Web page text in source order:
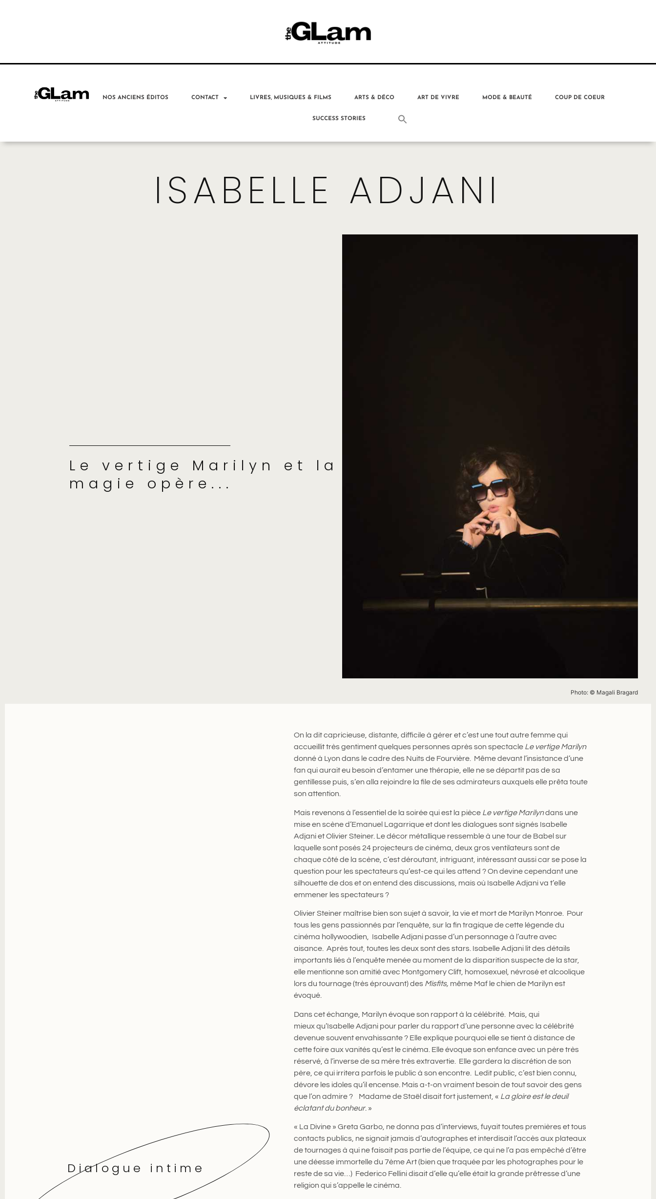
NOS ANCIENS ÉDITOS CONTACT LIVRES, MUSIQUES & FILMS ARTS & DÉCO ART DE VIVRE MODE & BEAUTÉ COUP DE COEUR
SUCCESS STORIES
ISABELLE ADJANI
Le vertige Marilyn et la
magie opère...
Photo: © Magali Bragard
Dialogue intime
On la dit capricieuse, distante, difficile à gérer et c’est une tout autre femme qui
accueillit très gentiment quelques personnes après son spectacle Le vertige Marilyn
donné à Lyon dans le cadre des Nuits de Fourvière. Même devant l’insistance d’une
fan qui aurait eu besoin d’entamer une thérapie, elle ne se départit pas de sa
gentillesse puis, s’en alla rejoindre la file de ses admirateurs auxquels elle prêta toute
son attention.
Mais revenons à l’essentiel de la soirée qui est la pièce Le vertige Marilyndans une
mise en scène d’Emanuel Lagarrique et dont les dialogues sont signés Isabelle
Adjani et Olivier Steiner. Le décor métallique ressemble à une tour de Babel sur
laquelle sont posés 24 projecteurs de cinéma, deux gros ventilateurs sont de
chaque côté de la scène, c’est déroutant, intriguant, intéressant aussi car se pose la
question pour les spectateurs qu’est-ce qui les attend ? On devine cependant une
silhouette de dos et on entend des discussions, mais où Isabelle Adjani va t’elle
emmener les spectateurs ?
Olivier Steiner maîtrise bien son sujet à savoir, la vie et mort de Marilyn Monroe. Pour
tous les gens passionnés par l’enquête, sur la fin tragique de cette légende du
cinéma hollywoodien, Isabelle Adjani passe d’un personnage à l’autre avec
aisance. Après tout, toutes les deux sont des stars. Isabelle Adjani lit des détails
importants liés à l’enquête menée au moment de la disparition suspecte de la star,
elle mentionne son amitié avec Montgomery Clift, homosexuel, névrosé et alcoolique
lors du tournage (très éprouvant) des Misfits, même Maf le chien de Marilyn est
évoqué.
Dans cet échange, Marilyn évoque son rapport à la célébrité. Mais, qui
mieux qu’Isabelle Adjani pour parler du rapport d’une personne avec la célébrité
devenue souvent envahissante ? Elle explique pourquoi elle se tient à distance de
cette foire aux vanités qu’est le cinéma. Elle évoque son enfance avec un père très
réservé, à l’inverse de sa mère très extravertie. Elle gardera la discrétion de son
père, ce qui irritera parfois le public à son encontre. Ledit public, c’est bien connu,
dévore les idoles qu’il encense. Mais a-t-on vraiment besoin de tout savoir des gens
que l’on admire ? Madame de Staël disait fort justement, « La gloire est le deuil
éclatant du bonheur. »
« La Divine » Greta Garbo, ne donna pas d’interviews, fuyait toutes premières et tous
contacts publics, ne signait jamais d’autographes et interdisait l’accès aux plateaux
de tournages à qui ne faisait pas partie de l’équipe, ce qui ne l’a pas empêché d’être
une déesse immortelle du 7ème Art (bien que traquée par les photographes pour le
reste de sa vie…) Federico Fellini disait d’elle qu’elle était la grande prêtresse d’une
religion qui s’appelle le cinéma.